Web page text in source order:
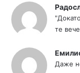
те
Даже